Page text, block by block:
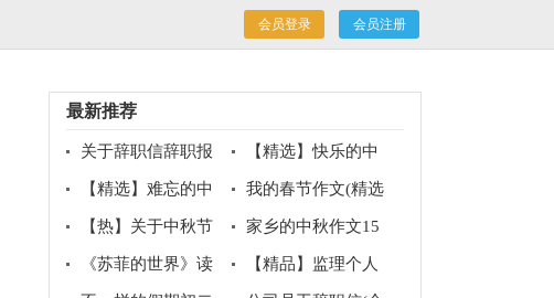
会员登录 会员注册
最新推荐
关于辞职信辞职报
告集合6篇
【精选】快乐的中
秋节作文500字锦集八
篇
【精选】难忘的中
秋节作文500字汇总9
我的春节作文(精选
15篇)
【热】关于中秋节
的作文
家乡的中秋作文15
篇
《苏菲的世界》读
【精品】监理个人